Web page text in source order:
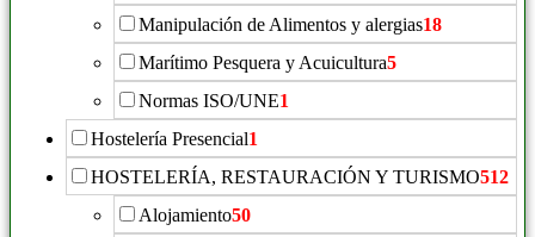
Manipulación de Alimentos y alergias18
Marítimo Pesquera y Acuicultura5
Normas ISO/UNE1
Hostelería Presencial1
HOSTELERÍA, RESTAURACIÓN Y TURISMO512
Alojamiento50